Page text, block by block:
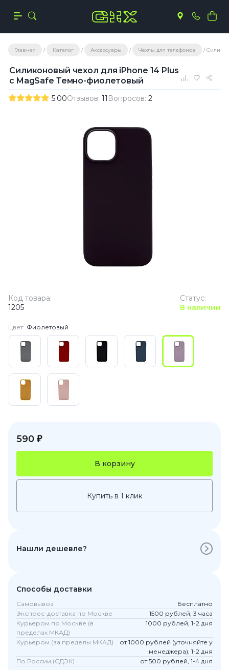
Главная Каталог Аксессуары Чехлы для телефонов
Силиконовый чехол для iPhone 14 Plus
с MagSafe Темно-фиолетовый
5.00Отзывов: 11 Вопросов: 2
Статус:
В наличии
Код товара:
1205
Цвет: Фиолетовый
590 ₽
В корзину
Купить в 1 клик
Нашли дешевле?
Способы доставки
Самовывоз
Бесплатно
Экспрес-доставка по Москве
1500 рублей, 3 часа
Курьером по Москве (в
пределах МКАД)
1000 рублей, 1-2 дня
Курьером (за пределы МКАД)
от 1000 рублей (уточняйте у
менеджера), 1-2 дня
По России (СДЭК)
от 500 рублей, 1-4 дня